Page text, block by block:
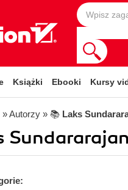
Książki Ebooki Kursy
» Autorzy » 📚 Laks